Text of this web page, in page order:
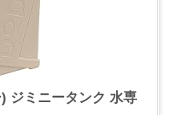
ジミニータンク 水専